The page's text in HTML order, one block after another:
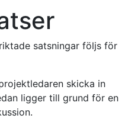
satsningar följs för
skicka in
ligger till grund för en